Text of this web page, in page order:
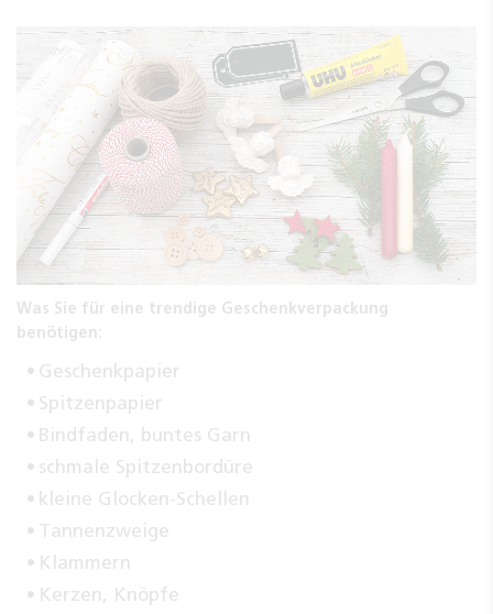
Was Sie für eine trendige Geschenkverpackung
benötigen:
Geschenkpapier
Spitzenpapier
Bindfaden, buntes Garn
schmale Spitzenbordüre
kleine Glocken-Schellen
Tannenzweige
Klammern
Kerzen, Knöpfe